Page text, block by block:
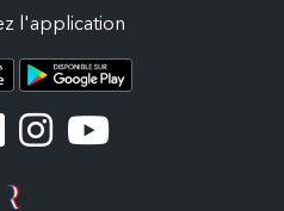
l'application